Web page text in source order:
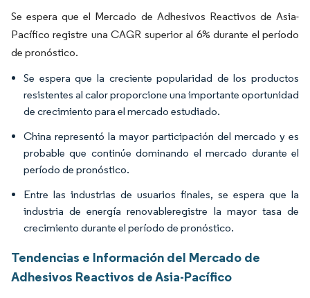
Se espera que el Mercado de Adhesivos Reactivos de Asia-
Pacífico registre una CAGR superior al 6% durante el período
de pronóstico.
Se espera que la creciente popularidad de los productos
resistentes al calor proporcione una importante oportunidad
de crecimiento para el mercado estudiado.
China representó la mayor participación del mercado y es
probable que continúe dominando el mercado durante el
período de pronóstico.
Entre las industrias de usuarios finales, se espera que la
industria de energía renovableregistre la mayor tasa de
crecimiento durante el período de pronóstico.
Tendencias e Información del Mercado de
Adhesivos Reactivos de Asia-Pacífico